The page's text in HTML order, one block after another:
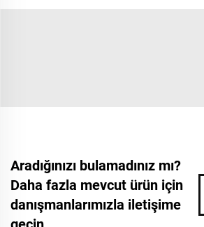
Aradığınızı bulamadınız mı?
Daha fazla mevcut ürün için
danışmanlarımızla iletişime